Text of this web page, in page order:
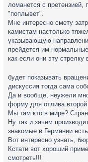
ломанется с претензией,
"поплывет".
Мне интересно смету
камистам настолько
указывающую
прейдется им
как если они эту
будет показывать
дискуссия тогда сама
Да и вообще, неужели
форму для отлива
Мы там кто в мире?
Ну так и зачем
знакомые в Германии
Вот интересно узнать,
Кстати вот хороший
смотреть!!!